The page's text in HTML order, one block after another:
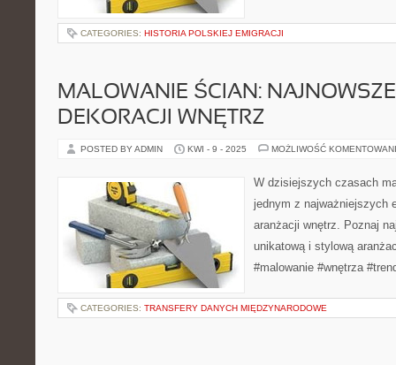
CATEGORIES: HISTORIA POLSKIEJ EMIGRACJI
MALOWANIE ŚCIAN:
DEKORACJI WNĘTRZ
POSTED BY ADMIN KWI - 9 - 2025 MOŻLIWOŚĆ
W dzisiejszych czasach
jednym z najważniejszych
aranżacji wnętrz. Poznaj
unikatową i stylową
#malowanie #wnętrza
CATEGORIES: TRANSFERY DANYCH MIĘDZYNARODOWE